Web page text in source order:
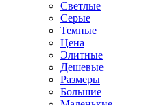
Светлые
Серые
Темные
Цена
Элитные
Дешевые
Размеры
Большие